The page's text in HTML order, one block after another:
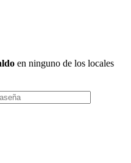
en ninguno de los locales